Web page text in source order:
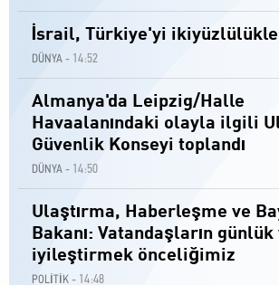
İsrail, Türkiye'yi ikiyüzlülükle
DÜNYA - 14:52
Almanya'da Leipzig/Halle
Havaalanındaki olayla ilgili
Güvenlik Konseyi toplandı
DÜNYA - 14:50
Ulaştırma, Haberleşme ve
Bakanı: Vatandaşların günlük
iyileştirmek önceliğimiz
POLİTİK - 14:48